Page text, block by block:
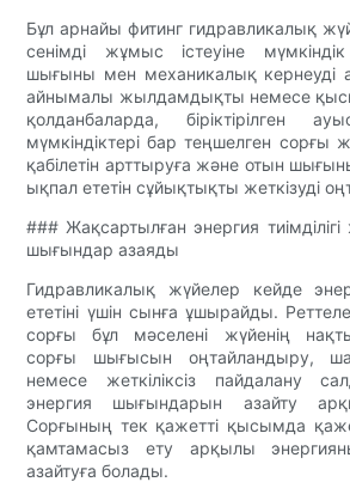
Бұл арнайы фитинг гидравликалық
сенімді жұмыс істеуіне
шығыны мен механикалық кернеуді
айнымалы жылдамдықты немесе
қолданбаларда, біріктірілген
мүмкіндіктері бар теңшелген сорғы
қабілетін арттыруға және отын
ықпал ететін сұйықтықты жеткізуді
### Жақсартылған энергия
шығындар азаяды
Гидравликалық жүйелер кейде
ететіні үшін сынға ұшырайды.
сорғы бұл мәселені жүйенің нақты
сорғы шығысын оңтайландыру,
немесе жеткіліксіз пайдалану
энергия шығындарын азайту
Сорғының тек қажетті қысымда
қамтамасыз ету арқылы
азайтуға болады.